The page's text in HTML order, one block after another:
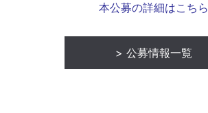
本公募の詳細はこちら
公募情報一覧